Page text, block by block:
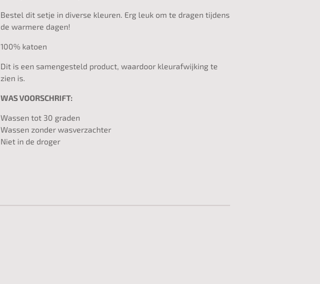
Bestel dit setje in diverse kleuren. Erg leuk om te dragen tijdens
de warmere dagen!
100% katoen
Dit is een samengesteld product, waardoor kleurafwijking te
zien is.
WAS VOORSCHRIFT:
Wassen tot 30 graden
Wassen zonder wasverzachter
Niet in de droger